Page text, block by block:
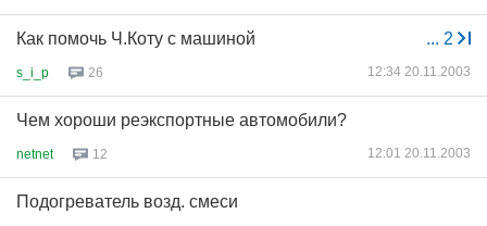
... 2
Как помочь Ч.Коту с машиной
s_i_p 26 12:34 20.11.2003
Чем хороши реэкспортные автомобили?
netnet 12 12:01 20.11.2003
Подогреватель возд. смеси